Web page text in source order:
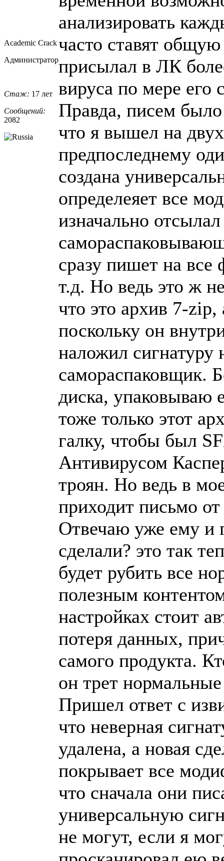
Academic Crack
Администратор
Стаж: 17 лет
Сообщений:
2082
анализировать
часто ставят
присылал в ЛК
вируса по мере его
Правда, писем было
что я вышел на
предпоследнему
создана
определеяет все
изначально
сразу пишет на все
т.д. Но ведь это ж
что это архив 7-
поскольку он
наложил сигнатуру
самораспаковщик.
диска, упаковываю
тоже только этот
галку, чтобы был
Антивирусом
троян. Но ведь в
приходит письмо от
Отвечаю уже ему и
сделали? это так
будет рубить все
полезным
настройках стоит
потеря данных,
самого продукта.
он трет
Пришел ответ с
что неверная
удалена, а новая
покрывает все
что сначала они
универсальную
не могут, если я